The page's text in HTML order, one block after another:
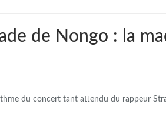
de Nongo : la
du concert tant attendu du rappeur